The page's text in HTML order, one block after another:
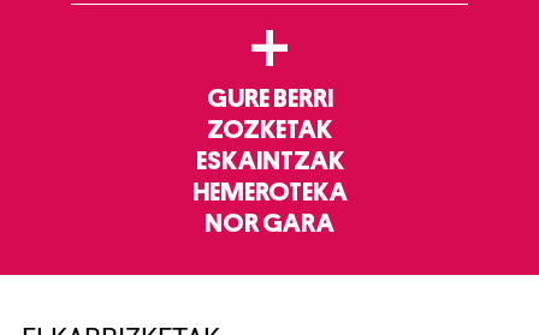
+
GURE BERRI
ZOZKETAK
ESKAINTZAK
HEMEROTEKA
NOR GARA